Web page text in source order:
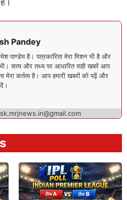
Pandey
पाण्डेय है। पत्रकारिता मेरा मिशन भी है और
सत्य और तथ्य पर आधारित सही खबरें आप
मेरा कर्तव्य है। आप हमारी खबरों को पढ़ें और